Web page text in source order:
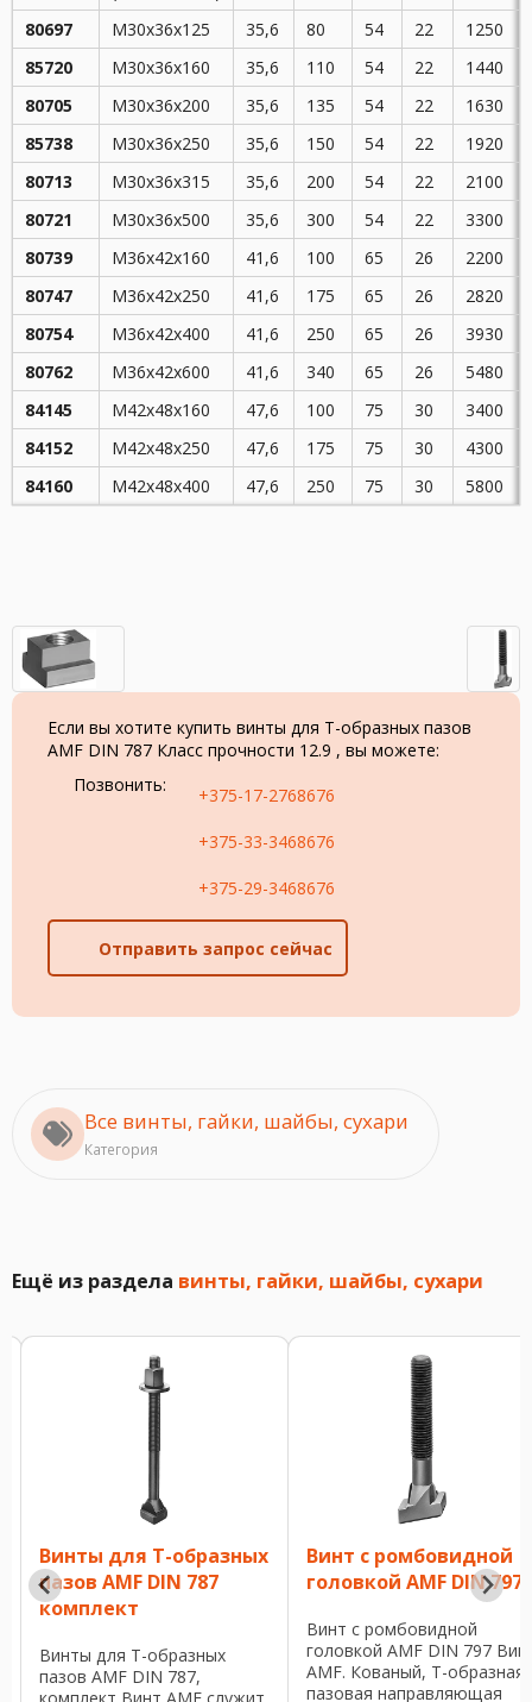
80697
M30x36x125 35,6 80 54 22
1250
85720
M30x36x160 35,6 110 54 22
1440
80705
M30x36x200 35,6 135 54 22
1630
85738
M30x36x250 35,6 150 54 22
1920
80713
M30x36x315 35,6 200 54 22
2100
80721
M30x36x500 35,6 300 54 22
3300
80739
M36x42x160 41,6 100 65 26
2200
80747
M36x42x250 41,6 175 65 26
2820
80754
M36x42x400 41,6 250 65 26
3930
80762
M36x42x600 41,6 340 65 26
5480
84145
M42x48x160 47,6 100 75 30
3400
84152
M42x48x250 47,6 175 75 30
4300
84160
M42x48x400 47,6 250 75 30 5800
Если вы хотите купить винты для T-образных пазов
AMF DIN 787 Класс прочности 12.9 , вы можете:
Позвонить:
+375-17-2768676
+375-33-3468676
+375-29-3468676
Отправить запрос сейчас
Все винты, гайки, шайбы, сухари
Категория
Ещё из раздела винты, гайки, шайбы, сухари
Винты для T-образных
пазов AMF DIN 787
комплект
Винты для T-образных
пазов AMF DIN 787,
комплект Винт AMF служит
Винт с ромбовидной
головкой AMF DIN 797
Винт с ромбовидной
головкой AMF DIN 797
AMF. Кованый, T-образная
пазовая направляющая